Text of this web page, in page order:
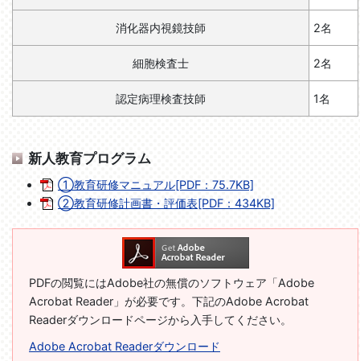
消化器内視鏡技師 2名
細胞検査士 2名
認定病理検査技師 1名
新人教育プログラム
①教育研修マニュアル[PDF：75.7KB]
②教育研修計画書・評価表[PDF：434KB]
PDFの閲覧にはAdobe社の無償のソフトウェア「Adobe
Acrobat Reader」が必要です。下記のAdobe Acrobat
Readerダウンロードページから入手してください。
Adobe Acrobat Readerダウンロード